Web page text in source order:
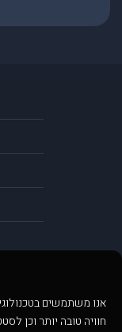
חוויה טובה יותר וכן